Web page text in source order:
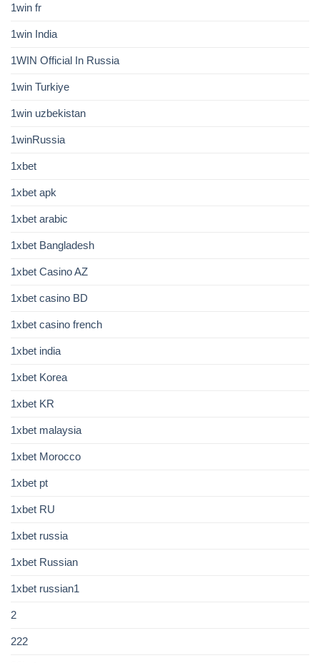
1win fr
1win India
1WIN Official In Russia
1win Turkiye
1win uzbekistan
1winRussia
1xbet
1xbet apk
1xbet arabic
1xbet Bangladesh
1xbet Casino AZ
1xbet casino BD
1xbet casino french
1xbet india
1xbet Korea
1xbet KR
1xbet malaysia
1xbet Morocco
1xbet pt
1xbet RU
1xbet russia
1xbet Russian
1xbet russian1
2
222